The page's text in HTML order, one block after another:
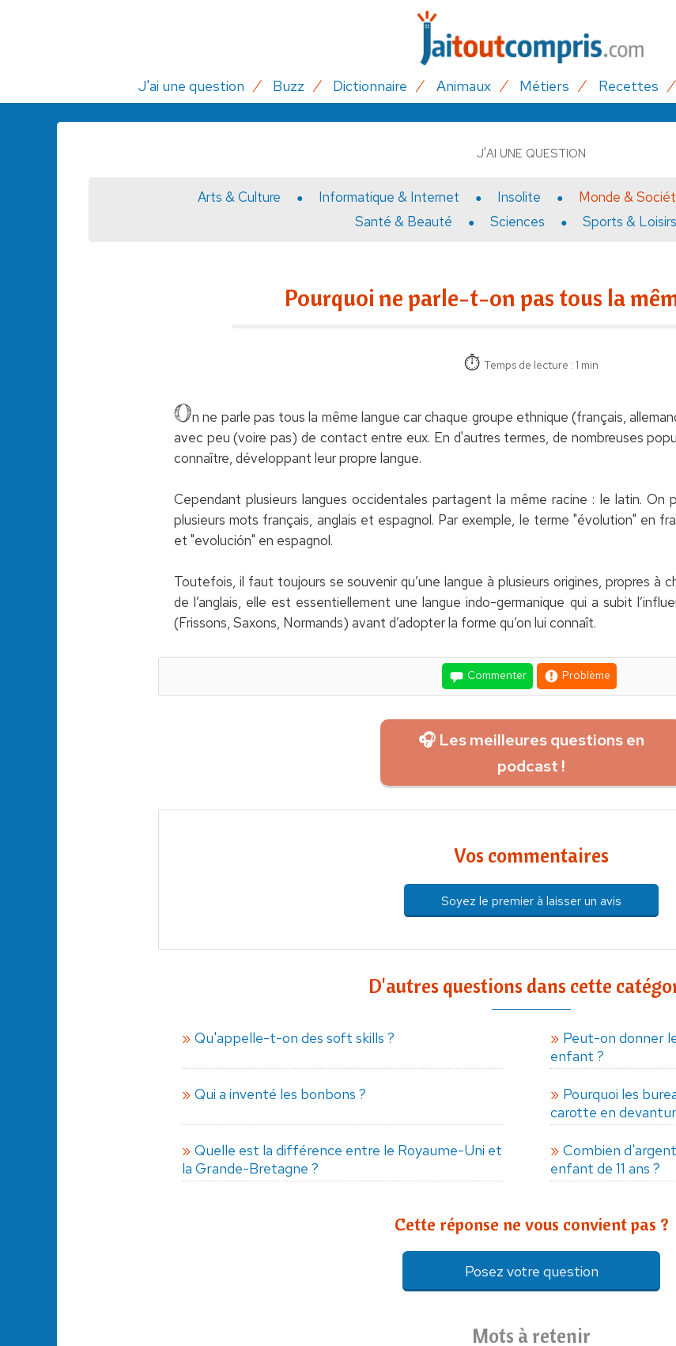
J'ai une question Buzz Dictionnaire Animaux Métiers Recettes
J'AI UNE QUESTION
Arts & Culture Informatique & Internet Insolite Monde &
Santé & Beauté
Sciences Sports & Loisirs
Pourquoi ne parle-t-on pas tous la
Temps de lecture : 1 min
On ne parle pas tous la même langue car chaque groupe ethnique (français,
avec peu (voire pas) de contact entre eux. En d'autres termes, de nombreuses
connaître, développant leur propre langue.
Cependant plusieurs langues occidentales partagent la même racine : le latin. On
plusieurs mots français, anglais et espagnol. Par exemple, le terme "évolution" en
et "evolución" en espagnol.
Toutefois, il faut toujours se souvenir qu’une langue à plusieurs origines, propres à
de l’anglais, elle est essentiellement une langue indo-germanique qui a subit
(Frissons, Saxons, Normands) avant d’adopter la forme qu’on lui connaît.
Commenter Problème
🎧 Les meilleures questions en
podcast !
Vos commentaires
Soyez le premier à laisser un avis
D'autres questions dans cette
Qu'appelle-t-on des soft skills ?
Peut-on donner
enfant ?
Qui a inventé les bonbons ?
Pourquoi les
carotte en
Quelle est la différence entre le Royaume-Uni et
la Grande-Bretagne ?
Combien
enfant de 11 ans ?
Cette réponse ne vous convient pas ?
Posez votre question
Mots à retenir